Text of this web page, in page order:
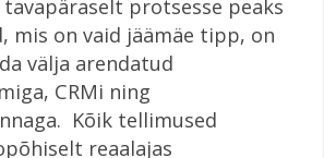
protsesse peaks
mis on vaid jäämäe tipp, on
välja arendatud
CRMi ning
Kõik tellimused
reaalajas